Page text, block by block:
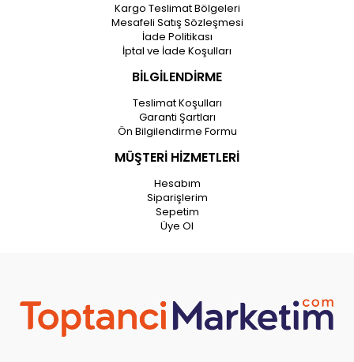
Kargo Teslimat Bölgeleri
Mesafeli Satış Sözleşmesi
İade Politikası
İptal ve İade Koşulları
BİLGİLENDİRME
Teslimat Koşulları
Garanti Şartları
Ön Bilgilendirme Formu
MÜŞTERİ HİZMETLERİ
Hesabım
Siparişlerim
Sepetim
Üye Ol